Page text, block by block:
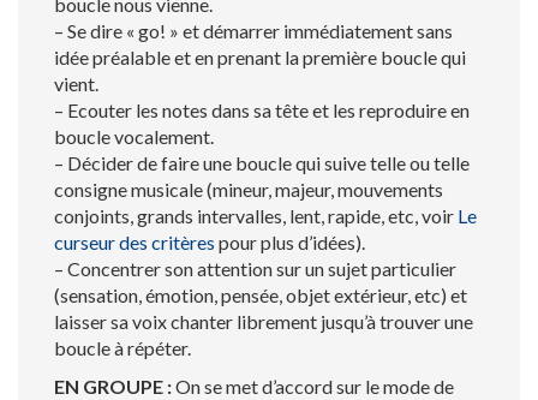
– Se dire « go! » et démarrer immédiatement sans
idée préalable et en prenant la première boucle qui
vient.
– Ecouter les notes dans sa tête et les reproduire en
boucle vocalement.
– Décider de faire une boucle qui suive telle ou telle
consigne musicale (mineur, majeur, mouvements
conjoints, grands intervalles, lent, rapide, etc, voir Le
curseur des critères pour plus d’idées).
– Concentrer son attention sur un sujet particulier
(sensation, émotion, pensée, objet extérieur, etc) et
laisser sa voix chanter librement jusqu’à trouver une
boucle à répéter.
EN GROUPE :On se met d’accord sur le mode de